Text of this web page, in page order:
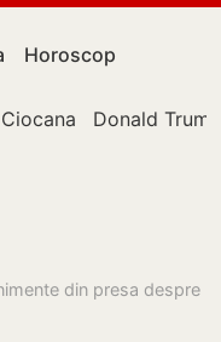
Horoscop
Ciocana Donald Trump
din presa despre